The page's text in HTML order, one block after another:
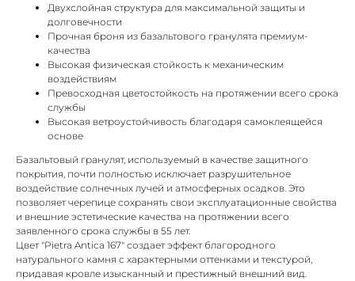
Двухслойная структура для максимальной защиты и
долговечности
Прочная броня из базальтового гранулята премиум-
качества
Высокая физическая стойкость к механическим
воздействиям
Превосходная цветостойкость на протяжении всего срока
службы
Высокая ветроустойчивость благодаря самоклеящейся
основе
Базальтовый гранулят, используемый в качестве защитного
покрытия, почти полностью исключает разрушительное
воздействие солнечных лучей и атмосферных осадков. Это
позволяет черепице сохранять свои эксплуатационные свойства
и внешние эстетические качества на протяжении всего
заявленного срока службы в 55 лет.
Цвет "Pietra Antica 167" создает эффект благородного
натурального камня с характерными оттенками и текстурой,
придавая кровле изысканный и престижный внешний вид.